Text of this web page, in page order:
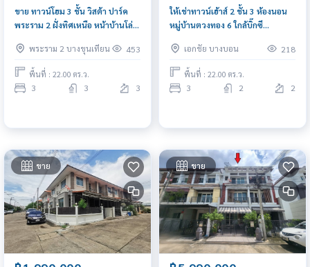
ขาย ทาวน์โฮม 3 ชั้น วิสต้า ปาร์ค
พระราม 2 ฝั่งทิศเหนือ หน้าบ้านโล่ง
พระราม 2 บางขุนเทียน
453
พื้นที่ : 22.00 ตร.ว.
3 3 3
ให้เช่าทาวน์เฮ้าส์ 2 ชั้น 3 ห้องนอน
หมู่บ้านตวงทอง 6 ใกล้บิ๊กซี
เอกชัย บางบอน
218
พื้นที่ : 22.00 ตร.ว.
3 2 2
ขาย ขาย